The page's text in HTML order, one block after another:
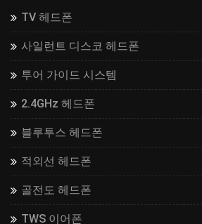
TV 헤드폰
사일런트 디스코 헤드폰
투어 가이드 시스템
2.4GHz 헤드폰
블루투스 헤드폰
적외선 헤드폰
골전도 헤드폰
TWS 이어폰